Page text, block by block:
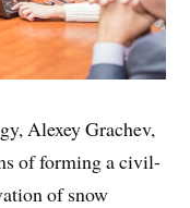
Alexey Grachev,
of forming a civil-
of snow